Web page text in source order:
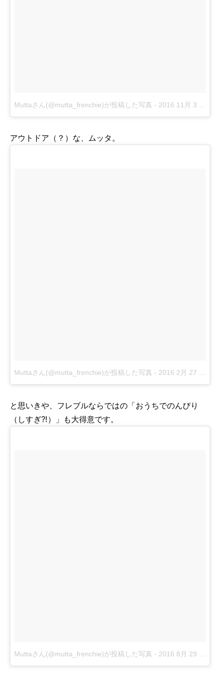
Muttaさん(@mutta_frenchie)が投稿した写真 - 2016 11月 3 4:30午前 PDT
アウトドア（？）な、ムッタ。
Muttaさん(@mutta_frenchie)が投稿した写真 - 2016 2月 27 1:55午前 PST
と思いきや、フレブルならではの「おうちでのんびり
（しすぎ?!）」も大得意です。
Muttaさん(@mutta_frenchie)が投稿した写真 - 2016 8月 29 5:24午前 PDT